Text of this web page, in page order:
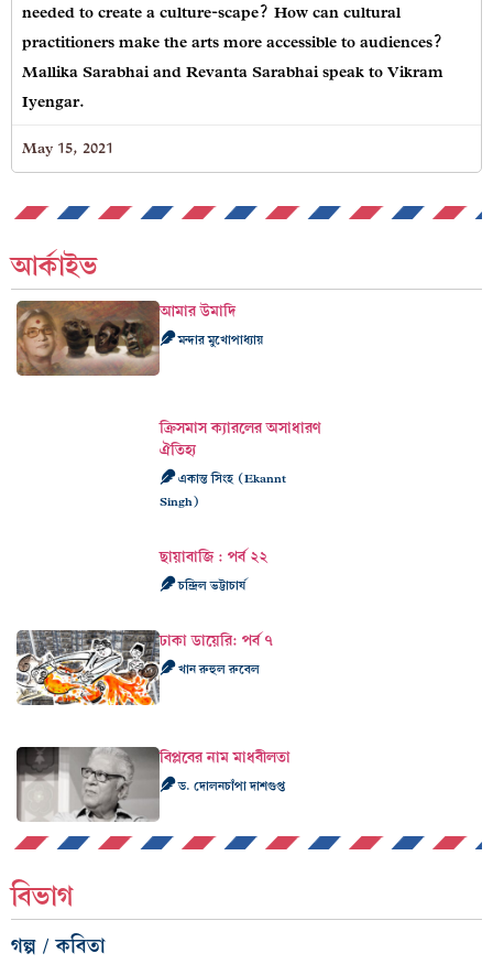
needed to create a culture-scape? How can cultural
practitioners make the arts more accessible to audiences?
Mallika Sarabhai and Revanta Sarabhai speak to Vikram
Iyengar.
May 15, 2021
আর্কাইভ
আমার উমাদি
মন্দার মুখোপাধ্যায়
ক্রিসমাস ক্যারলের অসাধারণ
ঐতিহ্য
একান্ত সিংহ (Ekannt
Singh)
ছায়াবাজি : পর্ব ২২
চন্দ্রিল ভট্টাচার্য
ঢাকা ডায়েরি: পর্ব ৭
খান রুহুল রুবেল
বিপ্লবের নাম মাধবীলতা
ড. দোলনচাঁপা দাশগুপ্ত
বিভাগ
গল্প / কবিতা